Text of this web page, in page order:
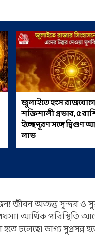
জুলাইতে হংস
শক্তিশালী প্রভাব, ৫
ইচ্ছেপূরণ সঙ্গে দ্বিগুণ
লাভ
অত্যন্ত সুন্দর ও
আর্থিক পরিস্থিতি
ভাগ্য সুপ্রসন্ন